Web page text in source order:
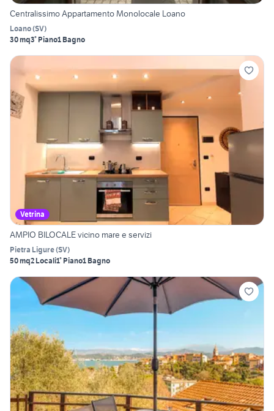
Centralissimo Appartamento Monolocale Loano
Loano(SV)
30 mq3° Piano1 Bagno
Vetrina
AMPIO BILOCALE vicino mare e servizi
Pietra Ligure(SV)
50 mq2 Locali1° Piano1 Bagno